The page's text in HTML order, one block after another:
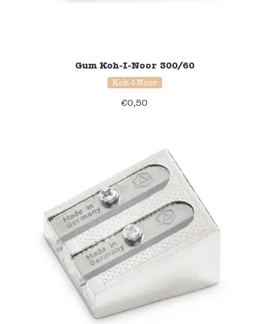
Gum Koh-I-Noor 300/60
Koh-I-Noor
€0,50